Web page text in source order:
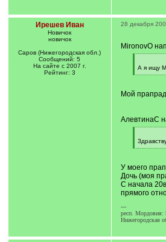
Ирешев Иван
Новичок
новичок
Саров (Нижегородская обл.)
Сообщений: 5
На сайте с 2007 г.
Рейтинг: 3
28 декабря
MironovO
q
]
А я ищу
[
]
Мой
АлевтинаС
q
][
]
У моего
Дочь (моя
С начала
прямого
---
респ. Мордовия:
Нижегородская